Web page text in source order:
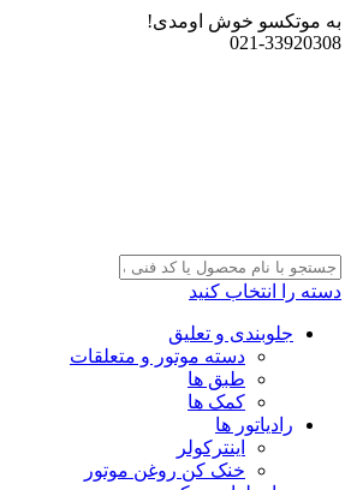
به موتکسو خوش اومدی!
021-33920308
دسته را انتخاب کنید
جلوبندی و تعلیق
دسته موتور و متعلقات
طبق ها
کمک ها
رادیاتور ها
اینترکولر
خنک کن روغن موتور